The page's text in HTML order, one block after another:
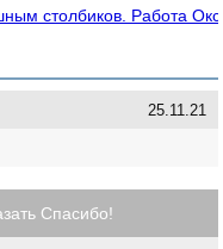
столбиков. Работа
25.11.21
Спасибо!